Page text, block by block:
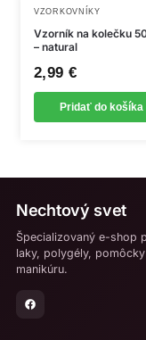
VZORKOVNÍKY
Vzorník na kolečku
– natural
2,99 €
Pridať do košíka
Nechtový svet
Špecializovaný e-shop
laky, polygély,
manikúru.